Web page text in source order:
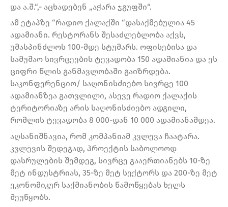
და ა.შ.“,- აცხადებენ „აჭარა ჯგუფში“.
ამ ეტაპზე “რადიო ქალაქში “დასაქმებულია 45
ადამიანი. რესტორანს შესაძლებლობა აქვს,
უმასპინძლოს 100-მდე სტუმარს. ოფისებისა და
სამუშაო სივრცეების ტევადობა 150 ადამიანია და ეს
ციფრი წლის განმავლობაში გაიზრდება.
საკონფერენციო/ საღონისძიებო სივრცე 100
ადამიანზეა გათვლილი, ასევე რადიო ქალაქის
ტერიტორიაზე არის საღონისძიებო ადგილი,
რომლის ტევადობა 8 000-დან 10 000 ადამიანამდეა.
აღსანიშნავია, რომ კომპანიამ კვლევა ჩაატარა.
კვლევის შედეგად, პროექტის საბოლოოდ
დასრულების შემდეგ, სივრცე გააერთიანებს 10-ზე
მეტ ინდუსტრიას, 35-ზე მეტ სექტორს და 200-ზე მეტ
ეკონომიკურ საქმიანობის წამოწყებას ხელს
შეუწყობს.